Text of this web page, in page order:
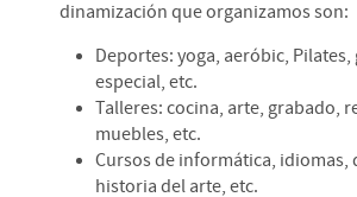
dinamización que organizamos son:
Deportes: yoga, aeróbic, Pilates,
especial, etc.
Talleres: cocina, arte, grabado,
muebles, etc.
Cursos de informática, idiomas,
historia del arte, etc.